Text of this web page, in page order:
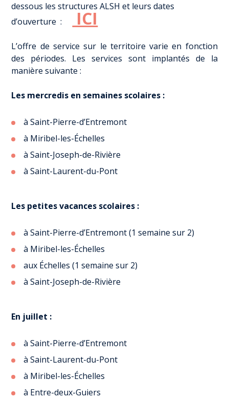
dessous les structures ALSH et leurs dates
d’ouverture :
ICI
L’offre de service sur le territoire varie en fonction
des périodes. Les services sont implantés de la
manière suivante :
Les mercredis en semaines scolaires :
à Saint-Pierre-d’Entremont
à Miribel-les-Échelles
à Saint-Joseph-de-Rivière
à Saint-Laurent-du-Pont
Les petites vacances scolaires :
à Saint-Pierre-d’Entremont (1 semaine sur 2)
à Miribel-les-Échelles
aux Échelles (1 semaine sur 2)
à Saint-Joseph-de-Rivière
En juillet :
à Saint-Pierre-d’Entremont
à Saint-Laurent-du-Pont
à Miribel-les-Échelles
à Entre-deux-Guiers